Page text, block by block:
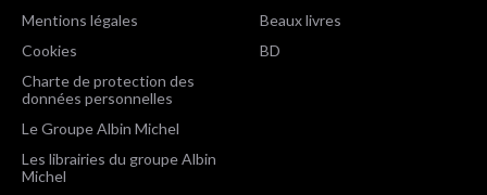
Mentions légales
Cookies
Charte de protection des
données personnelles
Le Groupe Albin Michel
Les librairies du groupe Albin
Michel
Beaux livres
BD